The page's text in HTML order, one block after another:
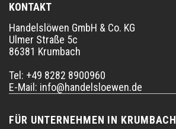
KONTAKT
Handelslöwen GmbH & Co. KG
Ulmer Straße 5c
86381 Krumbach
Tel: +49 8282 8900960
E-Mail: info@handelsloewen.de
FÜR UNTERNEHMEN IN KRUMBACH